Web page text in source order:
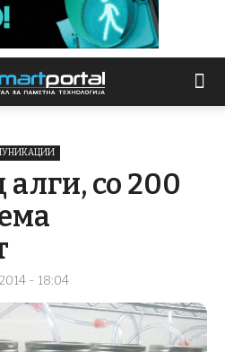
алги, со 200
- 18:04